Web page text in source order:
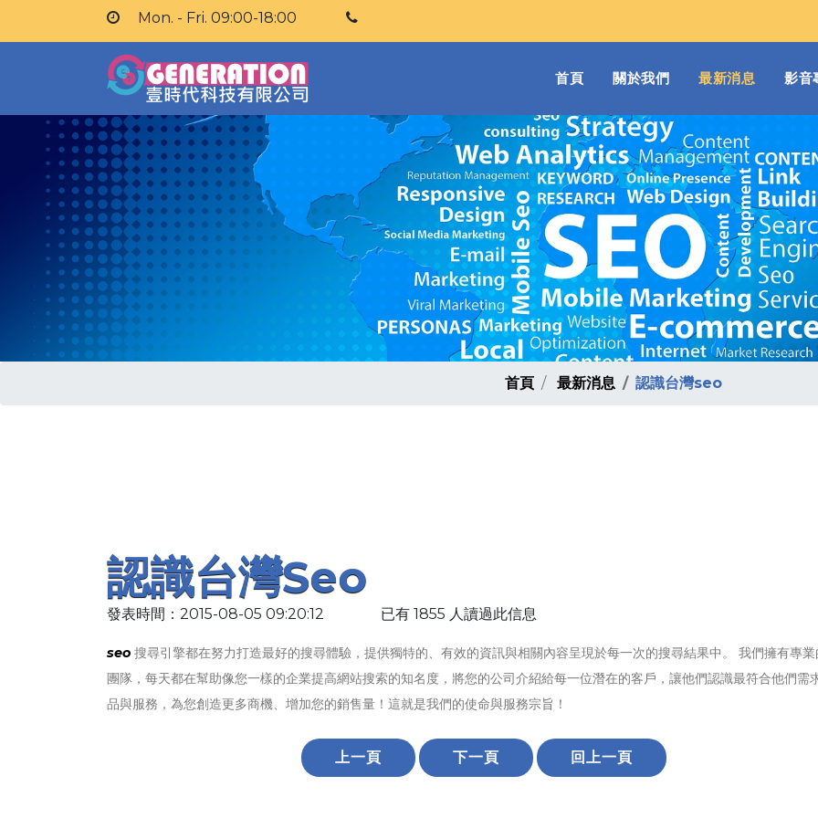
Mon. - Fri. 09:00-18:00
首頁(current)
關於我們 最新消息 影音
首頁 最新消息 認識台灣seo
認識台灣seo
發表時間：2015-08-05 09:20:12 已有 1855 人讀過此信息
seo 搜尋引擎都在努力打造最好的搜尋體驗，提供獨特的、有效的資訊與相關內容呈現於每一次的搜尋結果中。 我們擁有專
團隊，每天都在幫助像您一樣的企業提高網站搜索的知名度，將您的公司介紹給每一位潛在的客戶，讓他們認識最符合他們需
品與服務，為您創造更多商機、增加您的銷售量！這就是我們的使命與服務宗旨！
上一頁 下一頁 回上一頁